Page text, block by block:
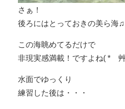
さぁ！
後ろにはとっておきの美ら海♫
この海眺めてるだけで
非現実感満載！ですよね( *´
水面でゆっくり
練習した後は・・・